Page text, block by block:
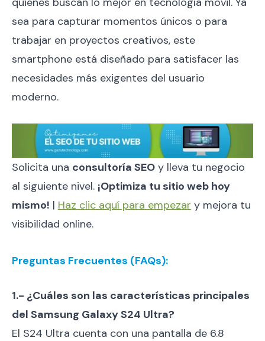
sea para capturar momentos únicos o para
trabajar en proyectos creativos, este
smartphone está diseñado para satisfacer las
necesidades más exigentes del usuario
moderno.
Solicita una consultoría SEO y lleva tu negocio
al siguiente nivel. ¡Optimiza tu sitio web hoy
mismo! | Haz clic aquí para empezar y mejora tu
visibilidad online.
Preguntas Frecuentes (FAQs):
1.- ¿Cuáles son las características principales
del Samsung Galaxy S24 Ultra?
El S24 Ultra cuenta con una pantalla de 6.8